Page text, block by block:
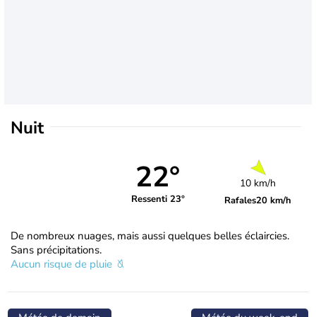
Nuit
22°
Ressenti 23°
10 km/h
Rafales20 km/h
De nombreux nuages, mais aussi quelques belles éclaircies.
Sans précipitations.
Aucun risque de pluie